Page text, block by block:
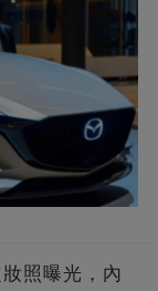
照曝光，內